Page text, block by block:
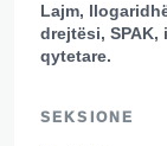
Lajm,
drejtësi,
qytetare.
SEKSIONE